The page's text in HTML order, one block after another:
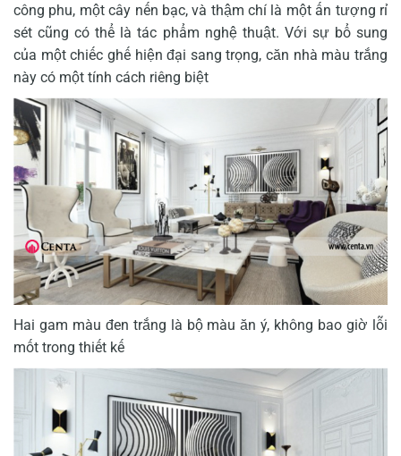
công phu, một cây nến bạc, và thậm chí là một ấn tượng rỉ
sét cũng có thể là tác phẩm nghệ thuật. Với sự bổ sung
của một chiếc ghế hiện đại sang trọng, căn nhà màu trắng
này có một tính cách riêng biệt
Hai gam màu đen trắng là bộ màu ăn ý, không bao giờ lỗi
mốt trong thiết kế